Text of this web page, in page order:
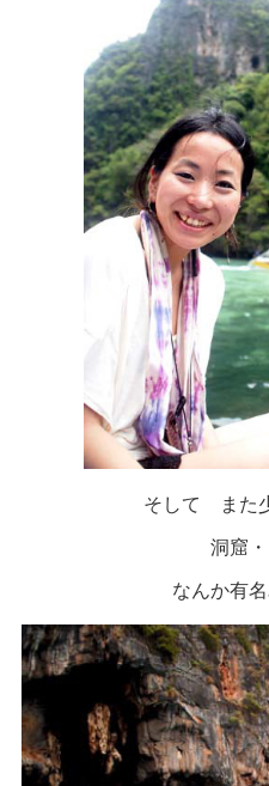
そして また
洞窟
なんか有